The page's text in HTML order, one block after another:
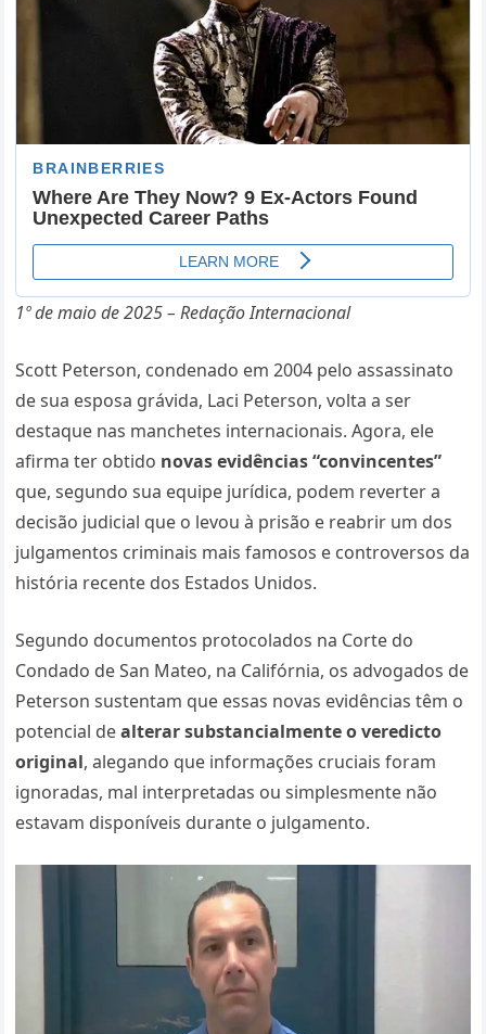
1º de maio de 2025 – Redação Internacional
Scott Peterson, condenado em 2004 pelo assassinato
de sua esposa grávida, Laci Peterson, volta a ser
destaque nas manchetes internacionais. Agora, ele
afirma ter obtido novas evidências “convincentes”
que, segundo sua equipe jurídica, podem reverter a
decisão judicial que o levou à prisão e reabrir um dos
julgamentos criminais mais famosos e controversos da
história recente dos Estados Unidos.
Segundo documentos protocolados na Corte do
Condado de San Mateo, na Califórnia, os advogados de
Peterson sustentam que essas novas evidências têm o
potencial dealterar substancialmente o veredicto
original, alegando que informações cruciais foram
ignoradas, mal interpretadas ou simplesmente não
estavam disponíveis durante o julgamento.